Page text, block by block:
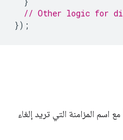
// Other logic for
});
مع اسم المزامنة التي تريد إلغاء